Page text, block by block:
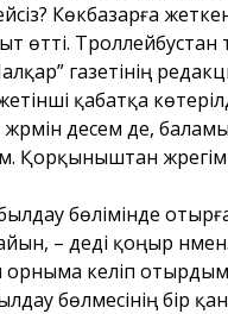
Көкбазарға
өтті. Троллейбустан
газетінің
қабатқа
десем де,
Қорқыныштан жүрегім
бөлімінде
– деді қоңыр
орныма келіп
бөлмесінің бір